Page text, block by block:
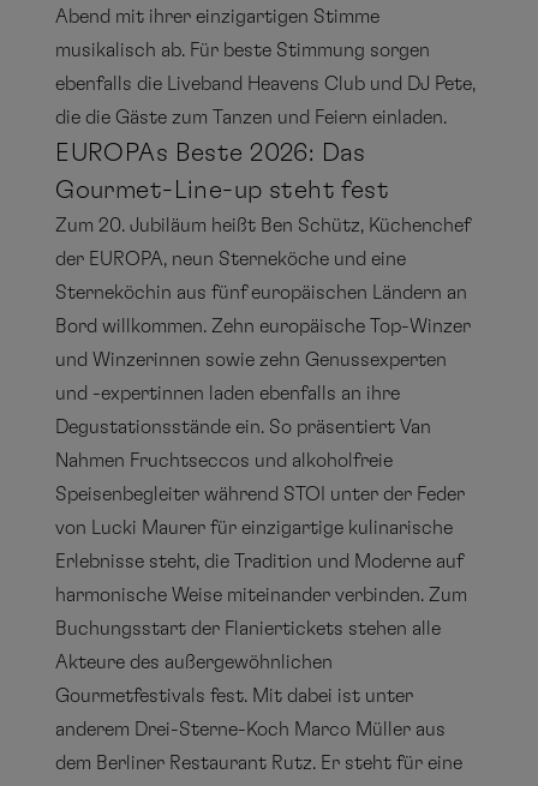
Abend mit ihrer einzigartigen Stimme
musikalisch ab. Für beste Stimmung sorgen
ebenfalls die Liveband Heavens Club und DJ Pete,
die die Gäste zum Tanzen und Feiern einladen.
EUROPAs Beste 2026: Das
Gourmet-Line-up steht fest
Zum 20. Jubiläum heißt Ben Schütz, Küchenchef
der EUROPA, neun Sterneköche und eine
Sterneköchin aus fünf europäischen Ländern an
Bord willkommen. Zehn europäische Top-Winzer
und Winzerinnen sowie zehn Genussexperten
und -expertinnen laden ebenfalls an ihre
Degustationsstände ein. So präsentiert Van
Nahmen Fruchtseccos und alkoholfreie
Speisenbegleiter während STOI unter der Feder
von Lucki Maurer für einzigartige kulinarische
Erlebnisse steht, die Tradition und Moderne auf
harmonische Weise miteinander verbinden. Zum
Buchungsstart der Flaniertickets stehen alle
Akteure des außergewöhnlichen
Gourmetfestivals fest. Mit dabei ist unter
anderem Drei-Sterne-Koch Marco Müller aus
dem Berliner Restaurant Rutz. Er steht für eine